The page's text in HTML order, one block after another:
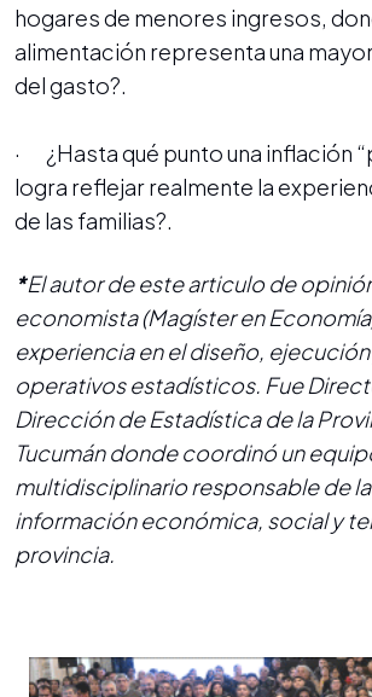
hogares de menores ingresos,
alimentación representa una
del gasto?.
· ¿Hasta qué punto una inflación
logra reflejar realmente la
de las familias?.
*El autor de este articulo de
economista (Magíster en
experiencia en el diseño, ejecución
operativos estadísticos. Fue
Dirección de Estadística de la
Tucumán donde coordinó un
multidisciplinario responsable de
información económica, social y
provincia.